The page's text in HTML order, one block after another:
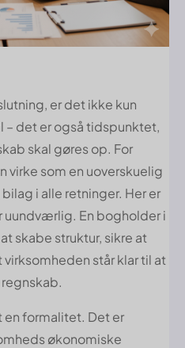
er det ikke kun
– det er også tidspunktet,
skal gøres op. For
virke som en uoverskuelig
i alle retninger. Her er
En bogholder i
skabe struktur, sikre at
står klar til at
en formalitet. Det er
økonomiske